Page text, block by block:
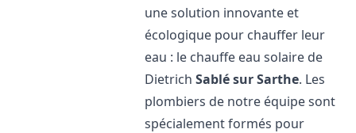
une solution innovante et
écologique pour chauffer leur
eau : le chauffe eau solaire de
DietrichSablé sur Sarthe. Les
plombiers de notre équipe sont
spécialement formés pour